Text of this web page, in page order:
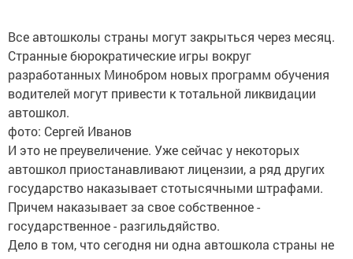
Все автошколы страны могут закрыться через месяц.
Странные бюрократические игры вокруг
разработанных Минобром новых программ обучения
водителей могут привести к тотальной ликвидации
автошкол.
фото: Сергей Иванов
И это не преувеличение. Уже сейчас у некоторых
автошкол приостанавливают лицензии, а ряд других
государство наказывает стотысячными штрафами.
Причем наказывает за свое собственное -
государственное - разгильдяйство.
Дело в том, что сегодня ни одна автошкола страны не